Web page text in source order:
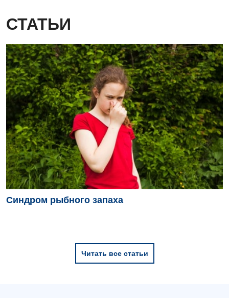
Педиатрия
СТАТЬИ
Синдром рыбного запаха
Читать все статьи